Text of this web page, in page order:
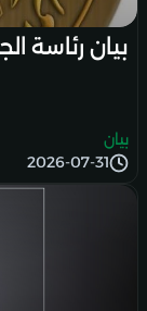
بيان رئاسة
2026-07-31
بيان